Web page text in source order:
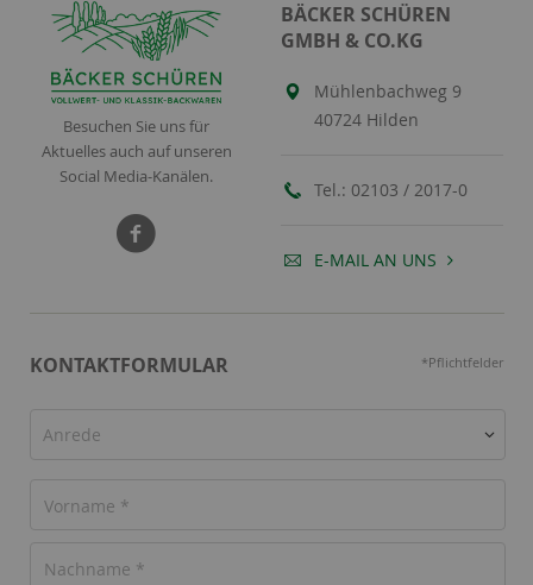
Besuchen Sie uns für
Aktuelles auch auf unseren
Social Media-Kanälen.
BÄCKER SCHÜREN
GMBH & CO.KG
Mühlenbachweg 9
40724 Hilden
Tel.: 02103 / 2017-0
E-MAIL AN UNS
KONTAKTFORMULAR *Pflichtfelder
Anrede